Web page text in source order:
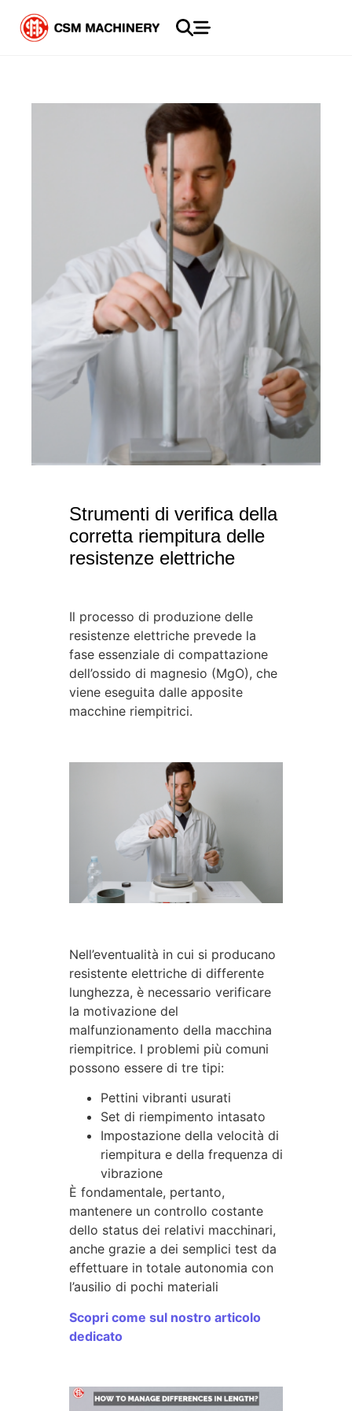
Strumenti di verifica della
corretta riempitura delle
resistenze elettriche
Il processo di produzione delle
resistenze elettriche prevede la
fase essenziale di compattazione
dell’ossido di magnesio (MgO), che
viene eseguita dalle apposite
macchine riempitrici.
Nell’eventualità in cui si producano
resistente elettriche di differente
lunghezza, è necessario verificare
la motivazione del
malfunzionamento della macchina
riempitrice. I problemi più comuni
possono essere di tre tipi:
Pettini vibranti usurati
Set di riempimento intasato
Impostazione della velocità di
riempitura e della frequenza di
vibrazione
È fondamentale, pertanto,
mantenere un controllo costante
dello status dei relativi macchinari,
anche grazie a dei semplici test da
effettuare in totale autonomia con
l’ausilio di pochi materiali
Scopri come sul nostro articolo
dedicato